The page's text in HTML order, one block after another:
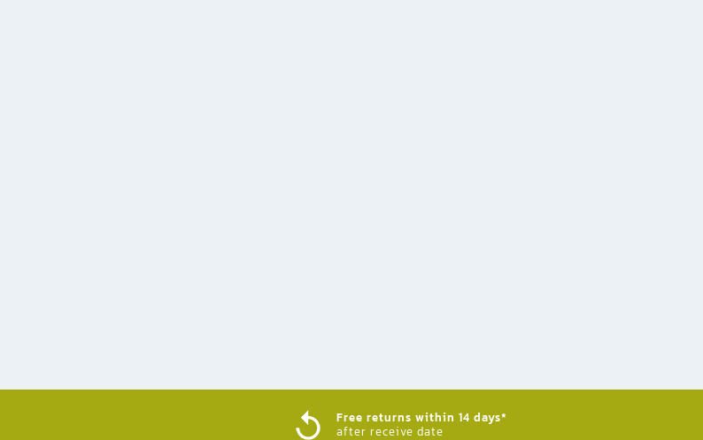
Free returns within 14 days*
after receive date